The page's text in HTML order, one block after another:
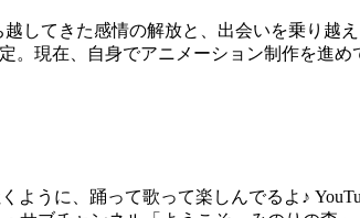
越してきた感情の解放と、出会いを乗り
。現在、自身でアニメーション制作を進め
ように、踊って歌って楽しんでるよ♪